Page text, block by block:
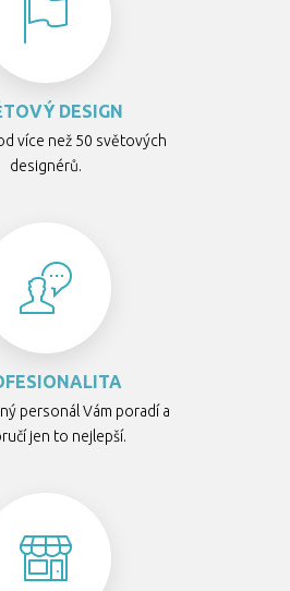
DESIGN
více než 50 světových
designérů.
personál Vám poradí a
jen to nejlepší.